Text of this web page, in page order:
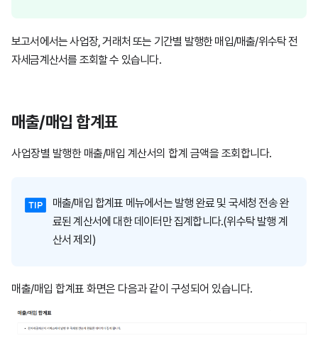
보고서에서는 사업장, 거래처 또는 기간별 발행한 매입/매출/위수탁 전
자세금계산서를 조회할 수 있습니다.
매출/매입 합계표
사업장별 발행한 매출/매입 계산서의 합계 금액을 조회합니다.
매출/매입 합계표 메뉴에서는 발행 완료 및 국세청 전송 완
료된 계산서에 대한 데이터만 집계합니다.(위수탁 발행 계
산서 제외)
매출/매입 합계표 화면은 다음과 같이 구성되어 있습니다.